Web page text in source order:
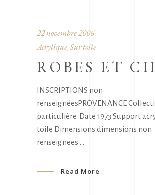
22 novembre 2006
Acrylique, Sur toile
ROBES ET
INSCRIPTIONS non
renseignéesPROVENANCE
particulière. Date 1973 Support
toile Dimensions dimensions non
renseignees
Read More